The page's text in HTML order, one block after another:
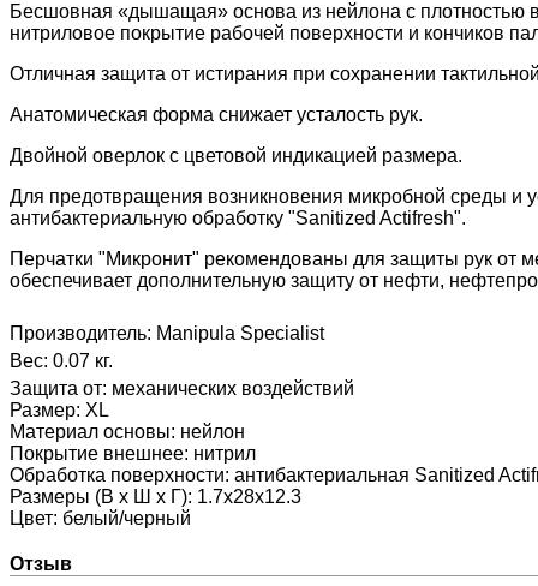
Бесшовная «дышащая» основа из нейлона с плотностью
нитриловое покрытие рабочей поверхности и кончиков
Отличная защита от истирания при сохранении
Анатомическая форма снижает усталость рук.
Двойной оверлок с цветовой индикацией размера.
Для предотвращения возникновения микробной среды и
антибактериальную обработку "Sanitized Actifresh".
Перчатки "Микронит" рекомендованы для защиты рук от
обеспечивает дополнительную защиту от нефти,
Производитель: Manipula Specialist
Вес: 0.07 кг.
Защита от: механических воздействий
Размер: XL
Материал основы: нейлон
Покрытие внешнее: нитрил
Обработка поверхности: антибактериальная Sanitized
Размеры (В х Ш х Г): 1.7x28x12.3
Цвет: белый/черный
Отзыв